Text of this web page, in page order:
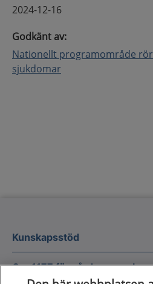
2024-12-16
Godkänt av:
Nationellt programområde
sjukdomar
Kunskapsstöd
Om 1177 för vårdpersonal